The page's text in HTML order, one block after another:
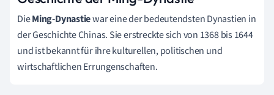
DieMing-Dynastiewar eine der bedeutendsten Dynastien in
der Geschichte Chinas. Sie erstreckte sich von 1368 bis 1644
und ist bekannt für ihre kulturellen, politischen und
wirtschaftlichen Errungenschaften.